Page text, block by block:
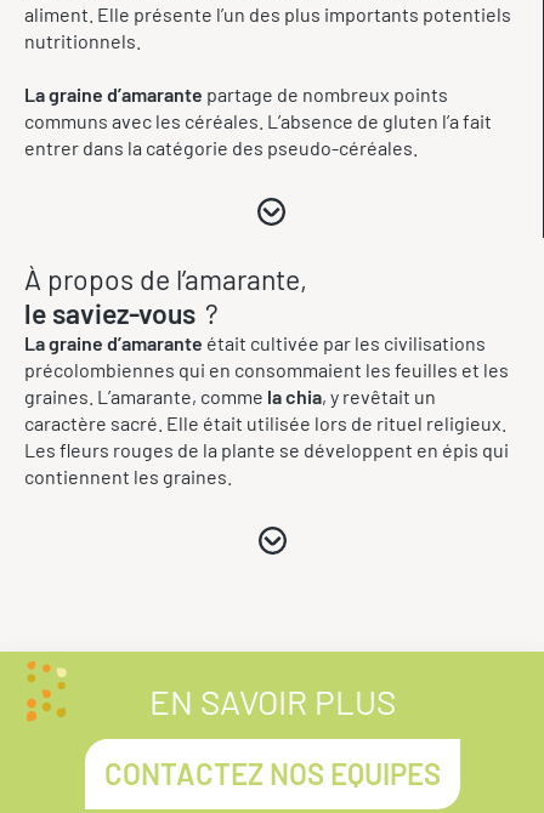
aliment. Elle présente l’un des plus importants potentiels
nutritionnels.
La graine d’amarante partage de nombreux points
communs avec les céréales. L’absence de gluten l’a fait
entrer dans la catégorie des pseudo-céréales.
À propos de l’amarante,
le saviez-vous ?
La graine d’amarante était cultivée par les civilisations
précolombiennes qui en consommaient les feuilles et les
graines. L’amarante, comme la chia, y revêtait un
caractère sacré. Elle était utilisée lors de rituel religieux.
Les fleurs rouges de la plante se développent en épis qui
contiennent les graines.
EN SAVOIR PLUS
CONTACTEZ NOS EQUIPES